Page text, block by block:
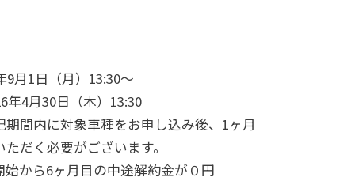
9月1日（月）13:30～
（木）13:30
車種をお申し込み後、1ヶ月
だく必要がございます。
始から6ヶ月目の中途解約金が０円